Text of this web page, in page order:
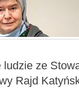
ludzie ze
Rajd